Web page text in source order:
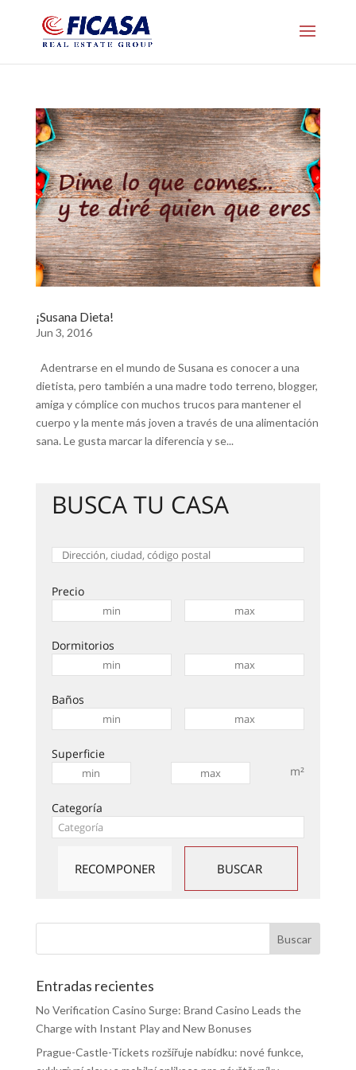
¡Susana Dieta!
Jun 3, 2016
Adentrarse en el mundo de Susana es conocer a una
dietista, pero también a una madre todo terreno, blogger,
amiga y cómplice con muchos trucos para mantener el
cuerpo y la mente más joven a través de una alimentación
sana. Le gusta marcar la diferencia y se...
BUSCA TU CASA
Precio
Dormitorios
Baños
Superficie
m²
Categoría
Entradas recientes
No Verification Casino Surge: Brand Casino Leads the
Charge with Instant Play and New Bonuses
Prague-Castle-Tickets rozšiřuje nabídku: nové funkce,